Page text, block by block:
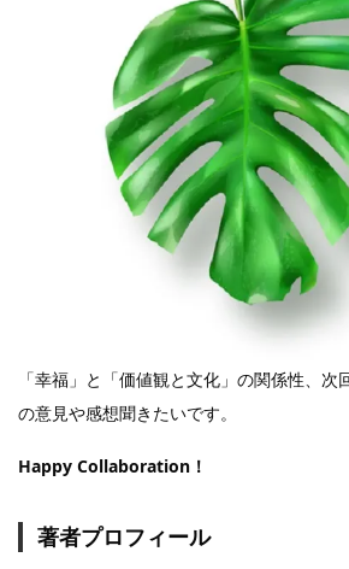
「幸福」と「価値観と文化」の関係性、次
の意見や感想聞きたいです。
Happy Collaboration！
著者プロフィール